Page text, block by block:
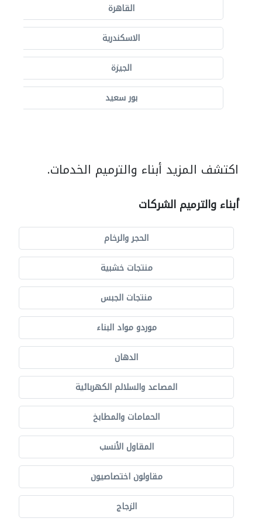
القاهرة
الاسكندرية
الجيزة
بور سعيد
اكتشف المزيد أبناء والترميم الخدمات.
أبناء والترميم الشركات
الحجر والرخام
منتجات خشبية
منتجات الجبس
موردو مواد البناء
الدهان
المصاعد والسلالم الكهربائية
الحمامات والمطابخ
المقاول الأنسب
مقاولون اختصاصيون
الزجاج